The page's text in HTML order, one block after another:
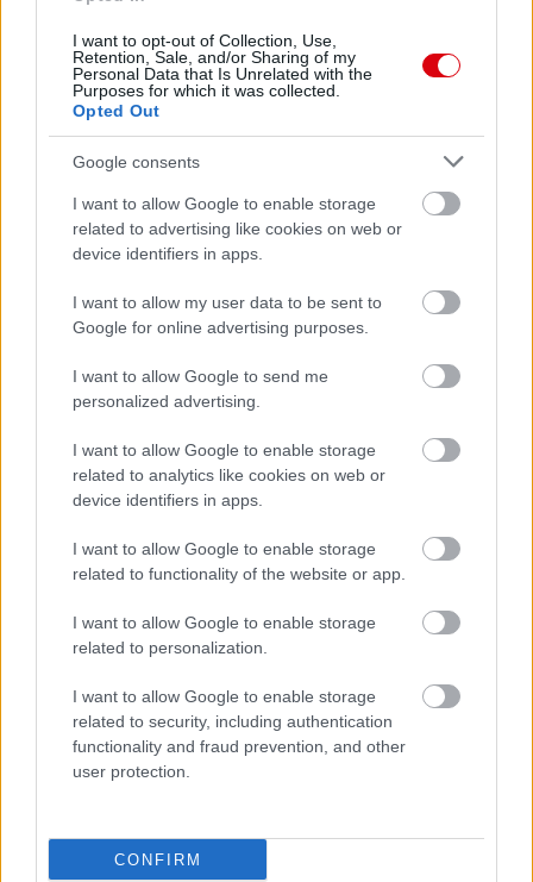
I want to opt-out of Collection, Use,
Retention, Sale, and/or Sharing of my
Personal Data that Is Unrelated with the
Purposes for which it was collected.
Opted Out
Google consents
I want to allow Google to enable storage
related to advertising like cookies on web or
device identifiers in apps.
I want to allow my user data to be sent to
Google for online advertising purposes.
I want to allow Google to send me
personalized advertising.
I want to allow Google to enable storage
related to analytics like cookies on web or
device identifiers in apps.
I want to allow Google to enable storage
related to functionality of the website or app.
I want to allow Google to enable storage
related to personalization.
I want to allow Google to enable storage
related to security, including authentication
functionality and fraud prevention, and other
user protection.
CONFIRM